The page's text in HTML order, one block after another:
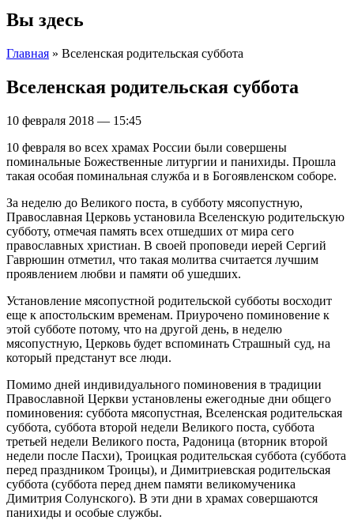
Вы здесь
Главная » Вселенская родительская суббота
Вселенская родительская суббота
10 февраля 2018 — 15:45
10 февраля во всех храмах России были совершены
поминальные Божественные литургии и панихиды. Прошла
такая особая поминальная служба и в Богоявленском соборе.
За неделю до Великого поста, в субботу мясопустную,
Православная Церковь установила Вселенскую родительскую
субботу, отмечая память всех отшедших от мира сего
православных христиан. В своей проповеди иерей Сергий
Гаврюшин отметил, что такая молитва считается лучшим
проявлением любви и памяти об ушедших.
Установление мясопустной родительской субботы восходит
еще к апостольским временам. Приурочено поминовение к
этой субботе потому, что на другой день, в неделю
мясопустную, Церковь будет вспоминать Страшный суд, на
который предстанут все люди.
Помимо дней индивидуального поминовения в традиции
Православной Церкви установлены ежегодные дни общего
поминовения: суббота мясопустная, Вселенская родительская
суббота, суббота второй недели Великого поста, суббота
третьей недели Великого поста, Радоница (вторник второй
недели после Пасхи), Троицкая родительская суббота (суббота
перед праздником Троицы), и Димитриевская родительская
суббота (суббота перед днем памяти великомученика
Димитрия Солунского). В эти дни в храмах совершаются
панихиды и особые службы.